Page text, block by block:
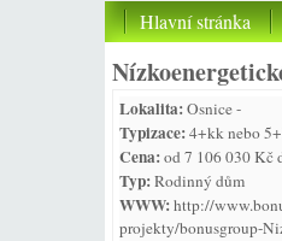
Hlavní stránka
Lokalita:Osnice -
Typizace:4+kk nebo
Cena:od 7 106 030 Kč
Typ:Rodinný dům
WWW:http://
projekty/bonusgroup-